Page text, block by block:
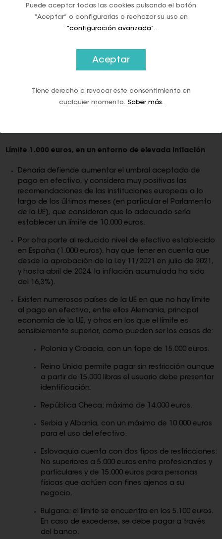
crecimiento del 6,61% y es el nivel más alto desde que el
Banco de España recoge datos.
Estos datos se pueden poner en relación con el uso de
tarjetas. El pago con tarjeta sigue ganando terreno en
España y ya ha superado los 67.289 millones de euros y
que supone alcanzar máximos históricos, según las
estadísticas de sistemas de pago del Banco de
Límite 1.000 euros, en un entorno de elevada inflación
Denaria defiende aumentar el umbral aceptado de
pago en efectivo, y considera muy positivas las
recomendaciones de las instituciones europeas a lo
largo de los últimos meses (en particular el Parlamento
de la UE), que consideran que lo adecuado sería
establecer un límite de 10.000 euros.
Por otra parte al reducido nivel de efectivo establecido
en España (1.000 euros), hay que tener en cuenta que
desde la aprobación de la Ley 11/2021 en julio de 2021,
y hasta abril de 2024, la inflación acumulada ha sido
del 16,3%).
Existen numerosos países de la UE en que no hay límite
al pago en efectivo, entre ellos Alemania, principal
economía de la UE, y otros en los que el límite es
sensiblemente superior, como pueden ser los casos de:
Polonia y Croacia, con un tope de 15.000 euros.
Reino Unido permite pagar sin restricción aunque
a partir de 15.000 libras el usuario debe presentar
identificación.
República Checa: máximo de 14.000 euros.
Serbia y Albania, con un máximo de 10.000 euros
para el uso del efectivo.
Eslovaquia cuenta con dos tipos de restricciones:
No superiores a 5.000 euros entre profesionales y
particulares y de 15.000 euros para personas
físicas que actúen con fines ajenos a su
negocio.
Bulgaria: el límite se encuentra en los 5.100 euros.
En caso de excederse, se debe pagar a través
del banco.
Puede aceptar todas las cookies pulsando el botón
“Aceptar” o configurarlas o rechazar su uso en
“configuración avanzada”.
Aceptar
Tiene derecho a revocar este consentimiento en
cualquier momento. Saber más.